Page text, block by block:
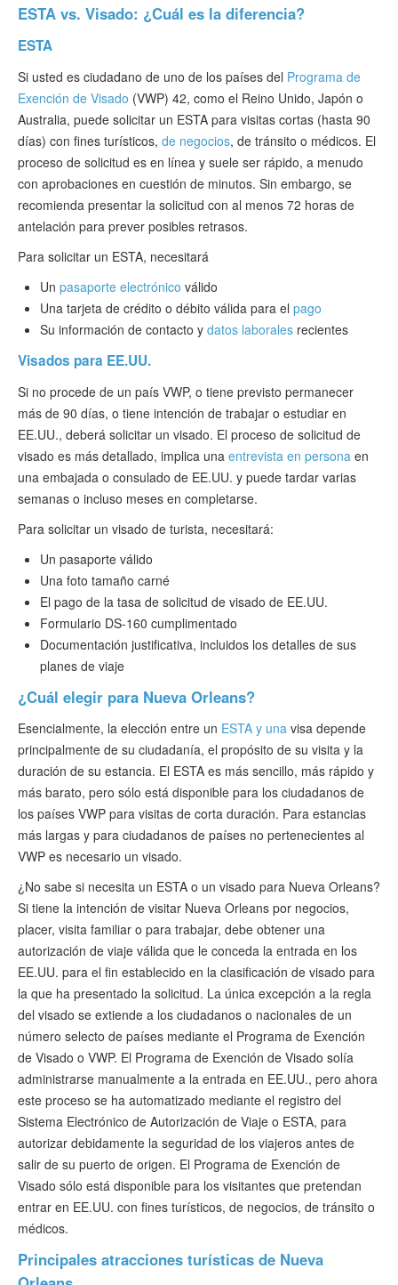
ESTA vs. Visado: ¿Cuál es la diferencia?
ESTA
Si usted es ciudadano de uno de los países del Programa de
Exención de Visado (VWP) 42, como el Reino Unido, Japón o
Australia, puede solicitar un ESTA para visitas cortas (hasta 90
días) con fines turísticos, de negocios, de tránsito o médicos. El
proceso de solicitud es en línea y suele ser rápido, a menudo
con aprobaciones en cuestión de minutos. Sin embargo, se
recomienda presentar la solicitud con al menos 72 horas de
antelación para prever posibles retrasos.
Para solicitar un ESTA, necesitará
Un pasaporte electrónico válido
Una tarjeta de crédito o débito válida para el pago
Su información de contacto y datos laborales recientes
Visados para EE.UU.
Si no procede de un país VWP, o tiene previsto permanecer
más de 90 días, o tiene intención de trabajar o estudiar en
EE.UU., deberá solicitar un visado. El proceso de solicitud de
visado es más detallado, implica una entrevista en persona en
una embajada o consulado de EE.UU. y puede tardar varias
semanas o incluso meses en completarse.
Para solicitar un visado de turista, necesitará:
Un pasaporte válido
Una foto tamaño carné
El pago de la tasa de solicitud de visado de EE.UU.
Formulario DS-160 cumplimentado
Documentación justificativa, incluidos los detalles de sus
planes de viaje
¿Cuál elegir para Nueva Orleans?
Esencialmente, la elección entre un ESTA y una visa depende
principalmente de su ciudadanía, el propósito de su visita y la
duración de su estancia. El ESTA es más sencillo, más rápido y
más barato, pero sólo está disponible para los ciudadanos de
los países VWP para visitas de corta duración. Para estancias
más largas y para ciudadanos de países no pertenecientes al
VWP es necesario un visado.
¿No sabe si necesita un ESTA o un visado para Nueva Orleans?
Si tiene la intención de visitar Nueva Orleans por negocios,
placer, visita familiar o para trabajar, debe obtener una
autorización de viaje válida que le conceda la entrada en los
EE.UU. para el fin establecido en la clasificación de visado para
la que ha presentado la solicitud. La única excepción a la regla
del visado se extiende a los ciudadanos o nacionales de un
número selecto de países mediante el Programa de Exención
de Visado o VWP. El Programa de Exención de Visado solía
administrarse manualmente a la entrada en EE.UU., pero ahora
este proceso se ha automatizado mediante el registro del
Sistema Electrónico de Autorización de Viaje o ESTA, para
autorizar debidamente la seguridad de los viajeros antes de
salir de su puerto de origen. El Programa de Exención de
Visado sólo está disponible para los visitantes que pretendan
entrar en EE.UU. con fines turísticos, de negocios, de tránsito o
médicos.
Principales atracciones turísticas de Nueva